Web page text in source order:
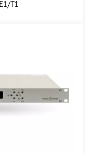
T1